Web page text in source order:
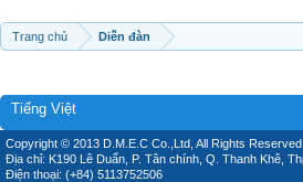
Trang chủ Diễn đàn
Tiếng Việt
Copyright © 2013 D.M.E.C Co.,Ltd, All Rights Reserved.
Địa chỉ: K190 Lê Duẩn, P. Tân chính, Q. Thanh Khê,
Điện thoại: (+84) 5113752506